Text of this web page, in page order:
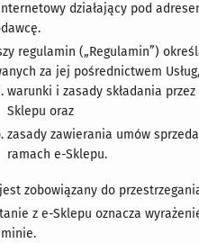
działający pod
regulamin („Regulamin”)
za jej pośrednictwem
warunki i zasady składania
Sklepu oraz
zasady zawierania umów
ramach e-Sklepu.
zobowiązany do
z e-Sklepu oznacza